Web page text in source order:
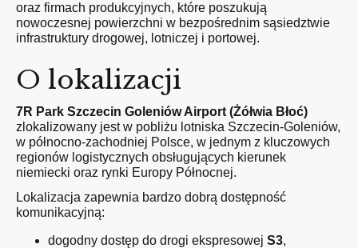
oraz firmach produkcyjnych, które poszukują
nowoczesnej powierzchni w bezpośrednim sąsiedztwie
infrastruktury drogowej, lotniczej i portowej.
O lokalizacji
7R Park Szczecin Goleniów Airport (Żółwia Błoć)
zlokalizowany jest w pobliżu lotniska Szczecin-Goleniów,
w północno-zachodniej Polsce, w jednym z kluczowych
regionów logistycznych obsługujących kierunek
niemiecki oraz rynki Europy Północnej.
Lokalizacja zapewnia bardzo dobrą dostępność
komunikacyjną:
dogodny dostęp do drogi ekspresowej S3,